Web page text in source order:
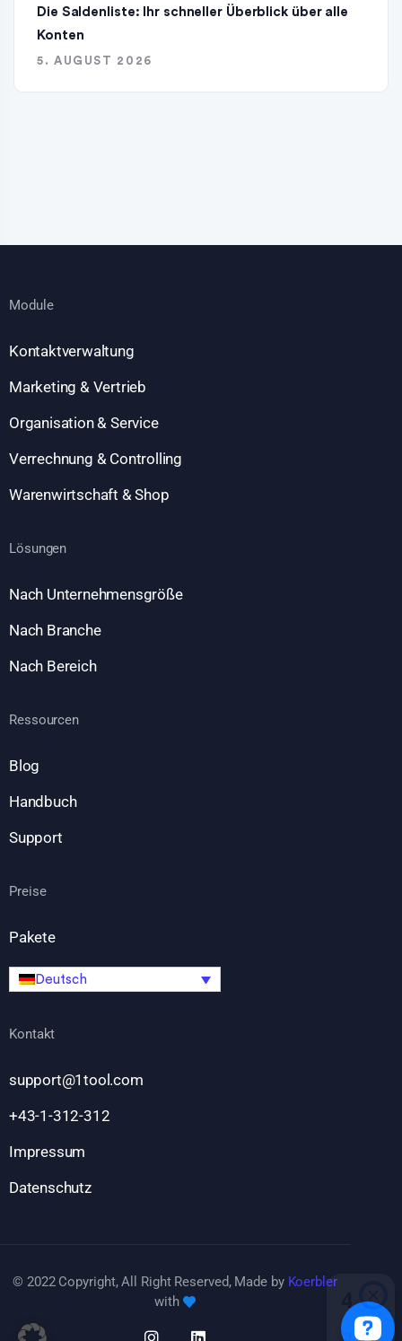
Die Saldenliste: Ihr schneller Überblick über alle
Konten
5. AUGUST 2026
Module
Kontaktverwaltung
Marketing & Vertrieb
Organisation & Service
Verrechnung & Controlling
Warenwirtschaft & Shop
Lösungen
Nach Unternehmensgröße
Nach Branche
Nach Bereich
Ressourcen
Blog
Handbuch
Support
Preise
Pakete
Deutsch
Kontakt
support@1tool.com
+43-1-312-312
Impressum
Datenschutz
© 2022 Copyright, All Right Reserved, Made by Koerbler
with